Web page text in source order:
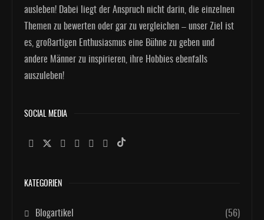
ausleben! Dabei liegt der Anspruch nicht darin, die einzelnen
Themen zu bewerten oder gar zu vergleichen – unser Ziel ist
es, großartigen Enthusiasmus eine Bühne zu geben und
andere Männer zu inspirieren, ihre Hobbies ebenfalls
auszuleben!
SOCIAL MEDIA
KATEGORIEN
Blogartikel
(56)